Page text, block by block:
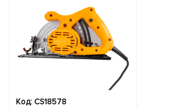
Код: CS18578